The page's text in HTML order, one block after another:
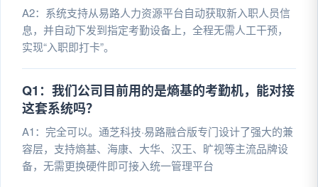
A2：系统支持从易路人力资源平台自动获取新入职人员信
息，并自动下发到指定考勤设备上，全程无需人工干预，
实现“入职即打卡”。
Q1：我们公司目前用的是熵基的考勤机，能对接
这套系统吗？
A1：完全可以。通芝科技·易路融合版专门设计了强大的兼
容层，支持熵基、海康、大华、汉王、旷视等主流品牌设
备，无需更换硬件即可接入统一管理平台